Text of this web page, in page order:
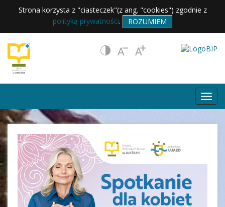
Strona korzysta z "ciasteczek"(z ang. "cookies") zgodnie z
polityką prywatności. ROZUMIEM